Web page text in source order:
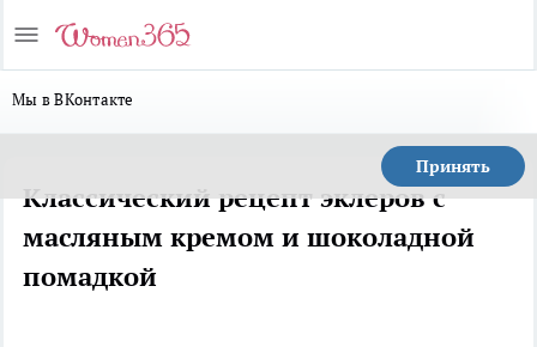
Мы в ВКонтакте
Принять
Классический рецепт эклеров с
масляным кремом и шоколадной
помадкой